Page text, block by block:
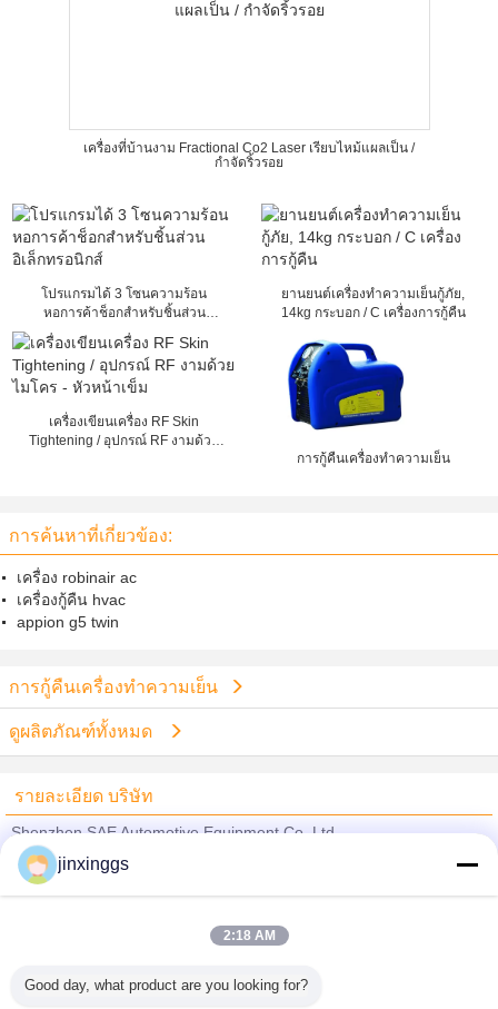
เครื่องที่บ้านงาม Fractional Co2 Laser เรียบไหม้แผลเป็น /
กำจัดริ้วรอย
โปรแกรมได้ 3 โซนความร้อน
หอการค้าช็อกสำหรับชิ้นส่วน
อิเล็กทรอนิกส์
ยานยนต์เครื่องทำความเย็นกู้ภัย,
14kg กระบอก / C เครื่องการกู้คืน
เครื่องเขียนเครื่อง RF Skin
Tightening / อุปกรณ์ RF งามด้วย
การกู้คืนเครื่องทำความเย็น
การค้นหาที่เกี่ยวข้อง:
เครื่อง robinair ac
เครื่องกู้คืน hvac
appion g5 twin
การกู้คืนเครื่องทำความเย็น
ดูผลิตภัณฑ์ทั้งหมด
รายละเอียด บริษัท
Shenzhen SAE Automotive Equipment Co.,Ltd
ซัพพลายเออร์ที่ได้รับการยืนยัน
Trust Seal
Verified Suplier
บ้าน
jinxinggs
2:18 AM
Good day, what product are you looking for?